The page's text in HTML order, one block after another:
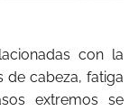
con la
de cabeza, fatiga
extremos se